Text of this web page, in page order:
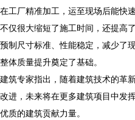
在工厂精准加工，运至现场后能快
不仅很大缩短了施工时间，还提高
预制尺寸标准、性能稳定，减少了
整体质量提升奠定了基础。
建筑专家指出，随着建筑技术的革
改进，未来将在更多建筑项目中发
优质的建筑贡献力量。